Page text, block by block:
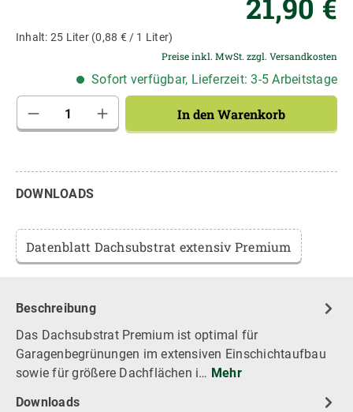
21,90 €
Inhalt: 25 Liter (0,88 € / 1 Liter)
Preise inkl. MwSt. zzgl. Versandkosten
Sofort verfügbar, Lieferzeit: 3-5 Arbeitstage
Produkt Anzahl: Gib den gewünschten
In den Warenkorb
DOWNLOADS
Datenblatt Dachsubstrat extensiv Premium
Beschreibung
Das Dachsubstrat Premium ist optimal für
Garagenbegrünungen im extensiven Einschichtaufbau
sowie für größere Dachflächen i… Mehr
Downloads